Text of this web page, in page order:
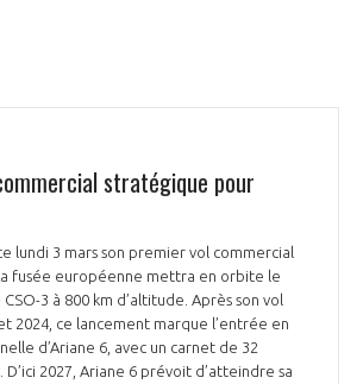
DE NOS ADHÉRENTS
1
2
12 stratégique pour
lundi 3 mars son premier vol commercial
fusée européenne mettra en orbite le
3 à 800 km d’altitude. Après son vol
2024, ce lancement marque l’entrée en
d’Ariane 6, avec un carnet de 32
D’ici 2027, Ariane 6 prévoit d’atteindre sa
filière d’excellence et développez